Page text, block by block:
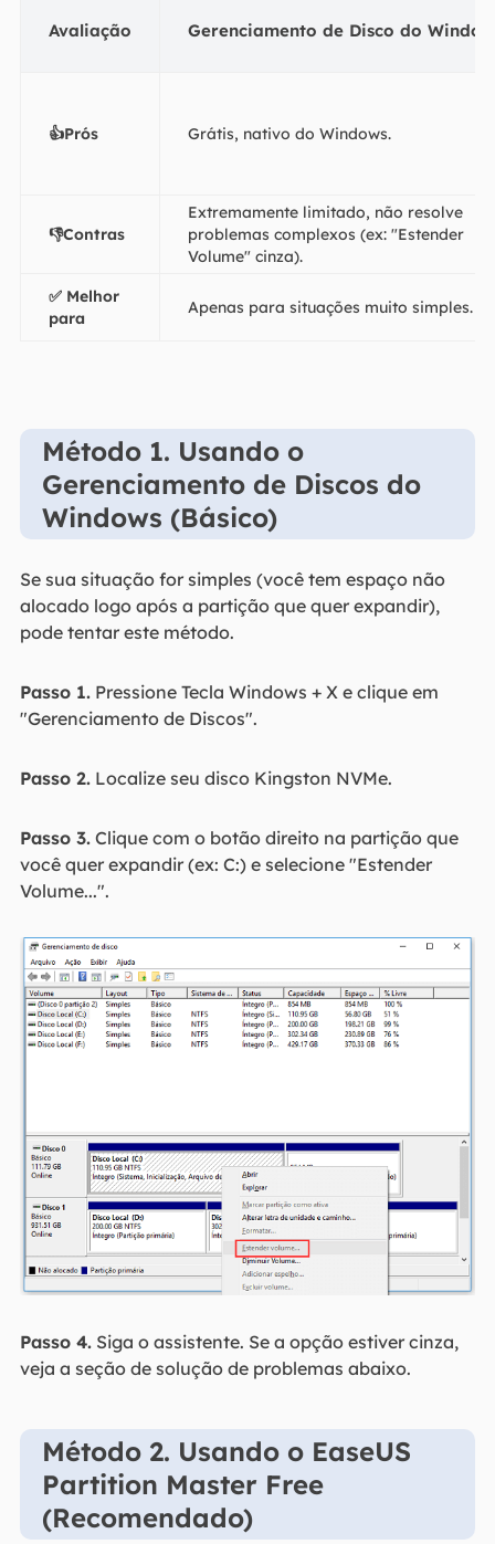
Avaliação Gerenciamento de Disco do
👍Prós Grátis, nativo do Windows.
👎Contras
Extremamente limitado, não resolve
problemas complexos (ex: "Estender
Volume" cinza).
✅ Melhor
para
Apenas para situações muito simples.
Método 1. Usando o
Gerenciamento de Discos do
Windows (Básico)
Se sua situação for simples (você tem espaço não
alocado logo após a partição que quer expandir),
pode tentar este método.
Passo 1.Pressione Tecla Windows + X e clique em
"Gerenciamento de Discos".
Passo 2.Localize seu disco Kingston NVMe.
Passo 3.Clique com o botão direito na partição que
você quer expandir (ex: C:) e selecione "Estender
Volume...".
Passo 4.Siga o assistente. Se a opção estiver cinza,
veja a seção de solução de problemas abaixo.
Método 2. Usando o EaseUS
Partition Master Free
(Recomendado)